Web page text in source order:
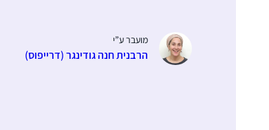
מועבר ע”י
הרבנית חנה גודינגר (דרייפוס)